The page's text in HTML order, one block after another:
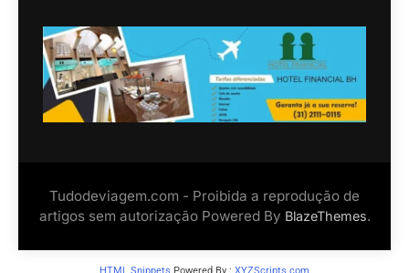
Tudodeviagem.com - Proibida a reprodução de
artigos sem autorização Powered By BlazeThemes.
HTML Snippets Powered By : XYZScripts.com